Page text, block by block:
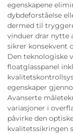
egenskapene
dybdeforståelse
dermed til
vinduer drar nytte
sikrer konsekvent
Den teknologiske
floatglasspanel
egenskaper
Avanserte
variasjoner i
påvirke den
kvalitetssikringen